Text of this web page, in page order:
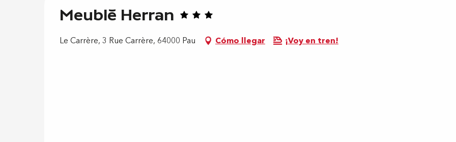
Meublé Herran
Le Carrère, 3 Rue Carrère, 64000 Pau Cómo llegar ¡Voy en tren!